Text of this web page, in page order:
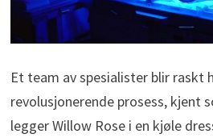
Et team av spesialister blir raskt
revolusjonerende prosess, kjent
legger Willow Rose i en kjøle